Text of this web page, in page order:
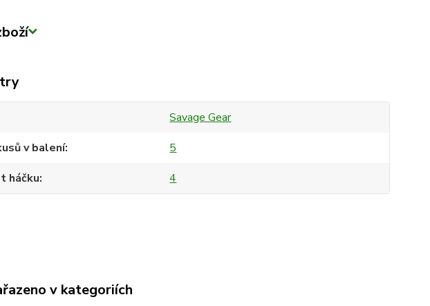
Savage Gear
v balení
5
háčku
4
v kategoriích